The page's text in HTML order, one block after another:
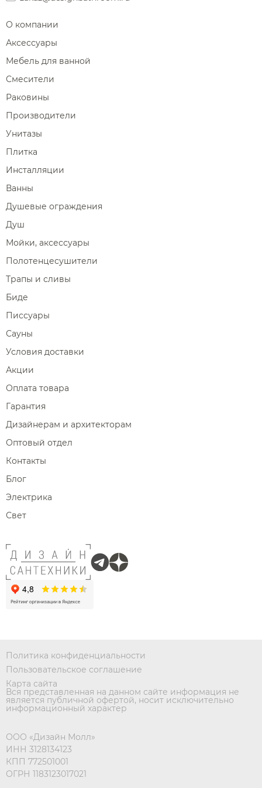
О компании
Аксессуары
Мебель для ванной
Смесители
Раковины
Производители
Унитазы
Плитка
Инсталляции
Ванны
Душевые ограждения
Душ
Мойки, аксессуары
Полотенцесушители
Трапы и сливы
Биде
Писсуары
Сауны
Условия доставки
Акции
Оплата товара
Гарантия
Дизайнерам и архитекторам
Оптовый отдел
Контакты
Блог
Электрика
Свет
Политика конфиденциальности
Пользовательское соглашение
Карта сайта
Вся представленная на данном сайте информация не
является публичной офертой, носит исключительно
информационный характер
ООО «Дизайн Молл»
ИНН 3128134123
КПП 772501001
ОГРН 1183123017021